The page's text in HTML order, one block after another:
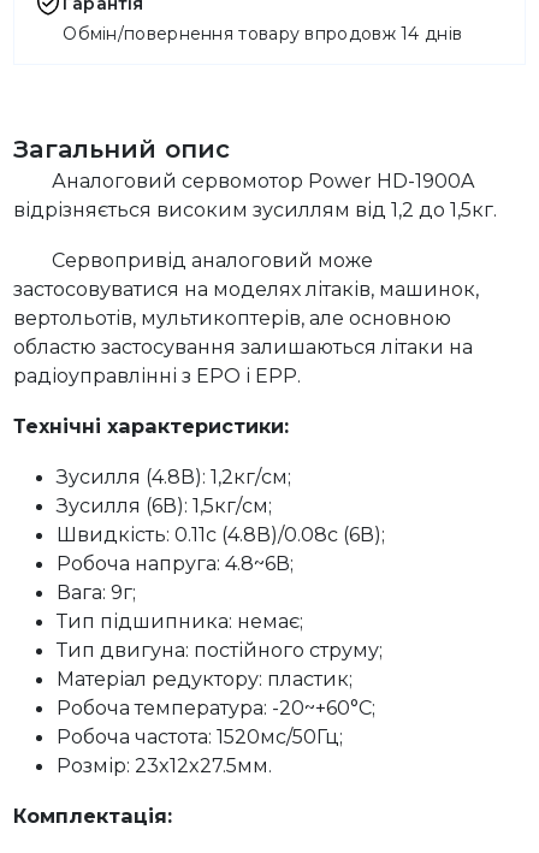
Обмін/повернення товару впродовж 14 днів
Загальний опис
Аналоговий сервомотор Power HD-1900A
відрізняється високим зусиллям від 1,2 до 1,5кг.
Сервопривід аналоговий може
застосовуватися на моделях літаків, машинок,
вертольотів, мультикоптерів, але основною
областю застосування залишаються літаки на
радіоуправлінні з EPO і EPP.
Технічні характеристики:
Зусилля (4.8В): 1,2кг/см;
Зусилля (6В): 1,5кг/см;
Швидкість: 0.11с (4.8В)/0.08с (6В);
Робоча напруга: 4.8~6В;
Вага: 9г;
Тип підшипника: немає;
Тип двигуна: постійного струму;
Матеріал редуктору: пластик;
Робоча температура: -20~+60°C;
Робоча частота: 1520мс/50Гц;
Розмір: 23x12x27.5мм.
Комплектація: